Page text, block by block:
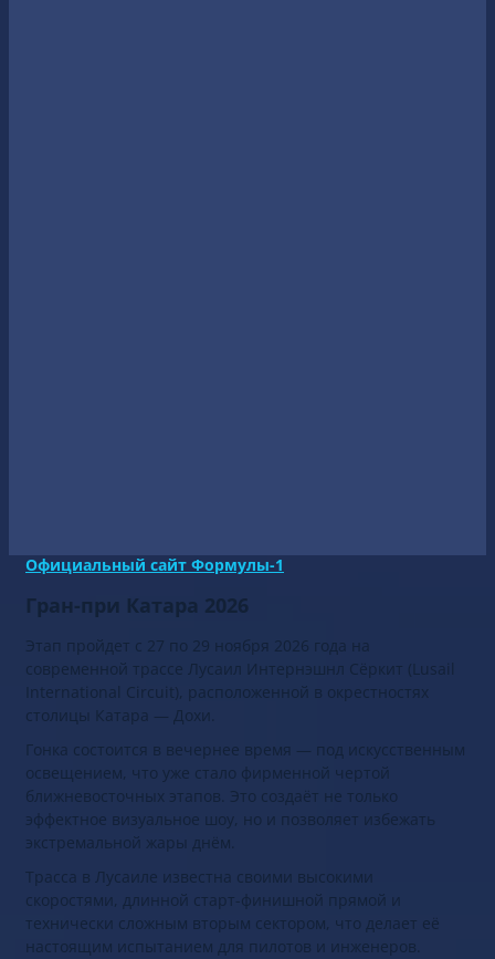
Официальный сайт Формулы-1
Гран-при Катара 2026
Этап пройдет с 27 по 29 ноября 2026 года на
современной трассе Лусаил Интернэшнл Сёркит (Lusail
International Circuit), расположенной в окрестностях
столицы Катара — Дохи.
Гонка состоится в вечернее время — под искусственным
освещением, что уже стало фирменной чертой
ближневосточных этапов. Это создаёт не только
эффектное визуальное шоу, но и позволяет избежать
экстремальной жары днём.
Трасса в Лусаиле известна своими высокими
скоростями, длинной старт-финишной прямой и
технически сложным вторым сектором, что делает её
настоящим испытанием для пилотов и инженеров.